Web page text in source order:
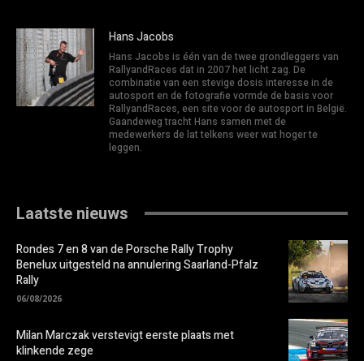
Hans Jacobs
Hans Jacobs is één van de twee grondleggers van
RallyandRaces dat in 2007 het licht zag. De
combinatie van een stevige dosis interesse in de
autosport en de fotografie vormde de basis voor
RallyandRaces, een site voor de autosport in België.
Gaandeweg tracht Hans samen met de
medewerkers de lat telkens weer wat hoger te
leggen.
Laatste nieuws
Rondes 7 en 8 van de Porsche Rally Trophy
Benelux uitgesteld na annulering Saarland-Pfalz
Rally
06/08/2026
Milan Marczak verstevigt eerste plaats met
klinkende zege